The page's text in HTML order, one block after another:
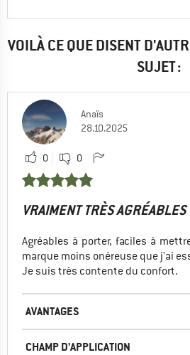
VOILÀ CE QUE DISENT
SUJET :
Anaïs
28.10.2025
0 0
VRAIMENT TRÈS AGRÉABLES
Agréables à porter, faciles à
marque moins onéreuse que j'ai
Je suis très contente du confort.
AVANTAGES
CHAMP D'APPLICATION